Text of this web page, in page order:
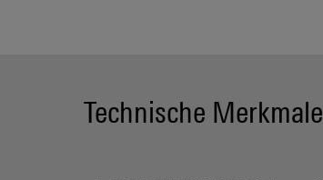
Technische Merkmale